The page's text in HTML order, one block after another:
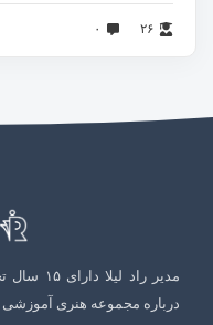
۲۶ ۰
مدیر
درباره مجموعه هنری